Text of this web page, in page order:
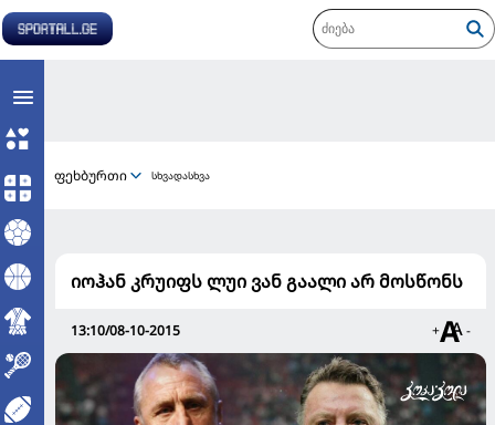
ფეხბურთი სხვადასხვა
იოჰან კრუიფს ლუი ვან გაალი არ მოსწონს
13:10/08-10-2015 + -